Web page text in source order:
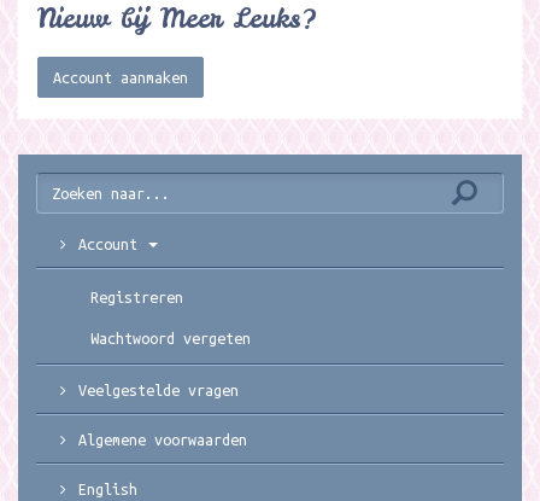
Nieuw bij Meer Leuks?
Account aanmaken
Account
Registreren
Wachtwoord vergeten
Veelgestelde vragen
Algemene voorwaarden
English